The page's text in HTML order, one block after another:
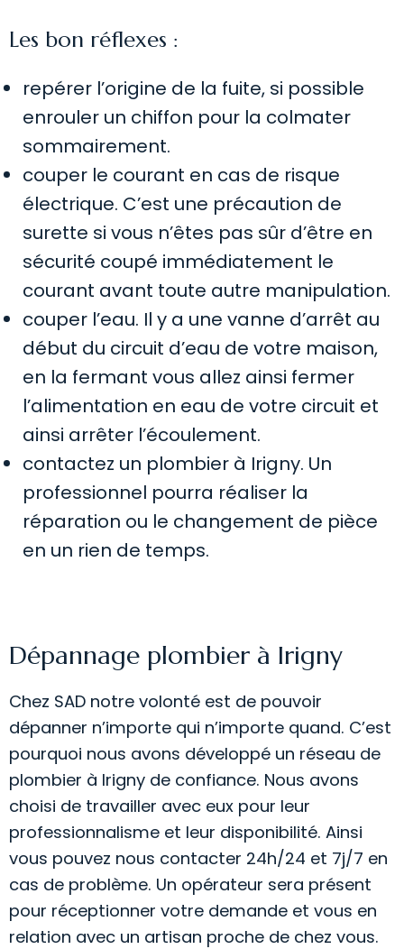
Les bon réflexes :
repérer l’origine de la fuite, si possible
enrouler un chiffon pour la colmater
sommairement.
couper le courant en cas de risque
électrique. C’est une précaution de
surette si vous n’êtes pas sûr d’être en
sécurité coupé immédiatement le
courant avant toute autre manipulation.
couper l’eau. Il y a une vanne d’arrêt au
début du circuit d’eau de votre maison,
en la fermant vous allez ainsi fermer
l’alimentation en eau de votre circuit et
ainsi arrêter l’écoulement.
contactez un plombier à Irigny. Un
professionnel pourra réaliser la
réparation ou le changement de pièce
en un rien de temps.
Dépannage plombier à Irigny
Chez SAD notre volonté est de pouvoir
dépanner n’importe qui n’importe quand. C’est
pourquoi nous avons développé un réseau de
plombier à Irigny de confiance. Nous avons
choisi de travailler avec eux pour leur
professionnalisme et leur disponibilité. Ainsi
vous pouvez nous contacter 24h/24 et 7j/7 en
cas de problème. Un opérateur sera présent
pour réceptionner votre demande et vous en
relation avec un artisan proche de chez vous.